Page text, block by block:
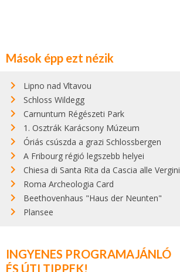
Mások épp ezt nézik
Lipno nad Vltavou
Schloss Wildegg
Carnuntum Régészeti Park
1. Osztrák Karácsony Múzeum
Óriás csúszda a grazi Schlossbergen
A Fribourg régió legszebb helyei
Chiesa di Santa Rita da Cascia alle Vergini
Roma Archeologia Card
Beethovenhaus "Haus der Neunten"
Plansee
INGYENES PROGRAMAJÁNLÓ
ÉS ÚTI TIPPEK!